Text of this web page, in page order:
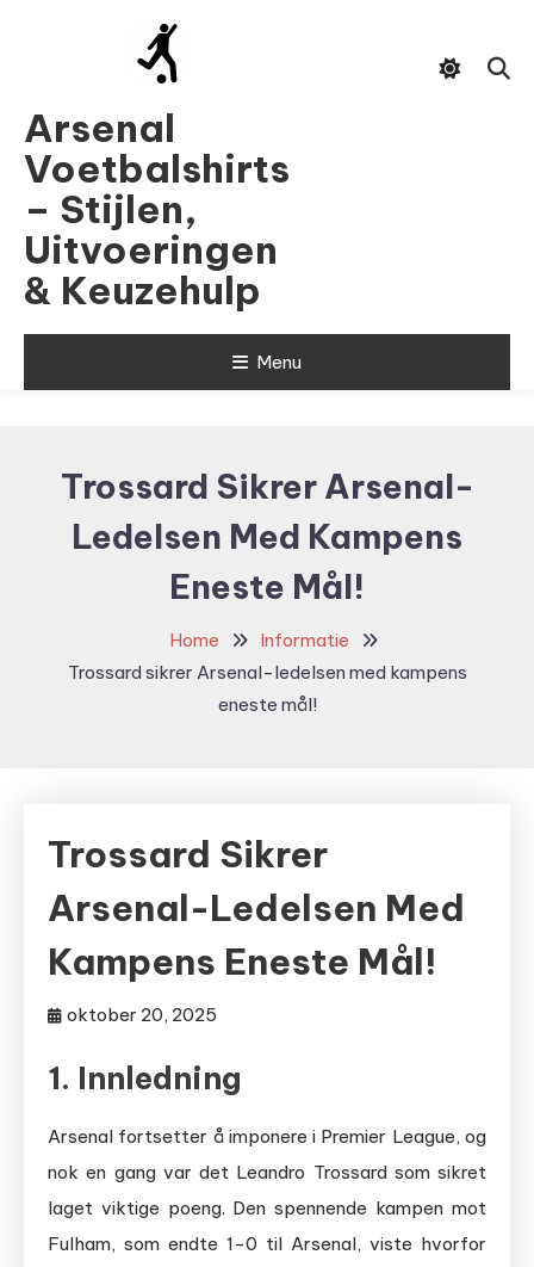
Arsenal
Voetbalshirts
– Stijlen,
Uitvoeringen
& Keuzehulp
Menu
Trossard Sikrer Arsenal-
Ledelsen Med Kampens
Eneste Mål!
Home
Informatie
Trossard sikrer Arsenal-ledelsen med kampens
eneste mål!
Trossard Sikrer
Arsenal-Ledelsen Med
Kampens Eneste Mål!
oktober 20, 2025
1. Innledning
Arsenal fortsetter å imponere i Premier League, og
nok en gang var det Leandro Trossard som sikret
laget viktige poeng. Den spennende kampen mot
Fulham, som endte 1-0 til Arsenal, viste hvorfor